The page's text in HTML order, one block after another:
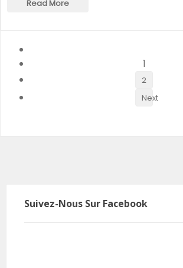
Read More
1
2
Next
Suivez-Nous Sur Facebook